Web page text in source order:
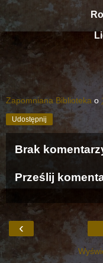
Zapomniana Biblioteka o
Udostępnij
Brak
Prześlij
‹